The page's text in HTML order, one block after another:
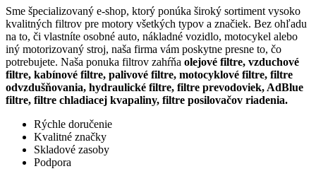
Sme špecializovaný e-shop, ktorý ponúka široký sortiment vysoko
kvalitných filtrov pre motory všetkých typov a značiek. Bez ohľadu
na to, či vlastníte osobné auto, nákladné vozidlo, motocykel alebo
iný motorizovaný stroj, naša firma vám poskytne presne to, čo
potrebujete. Naša ponuka filtrov zahŕňa olejové filtre, vzduchové
filtre, kabínové filtre, palivové filtre, motocyklové filtre, filtre
odvzdušňovania, hydraulické filtre, filtre prevodoviek, AdBlue
filtre, filtre chladiacej kvapaliny, filtre posilovačov riadenia.
Rýchle doručenie
Kvalitné značky
Skladové zasoby
Podpora